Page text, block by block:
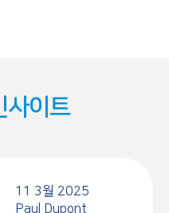
사이트
11 3월 2025
Paul Dupont